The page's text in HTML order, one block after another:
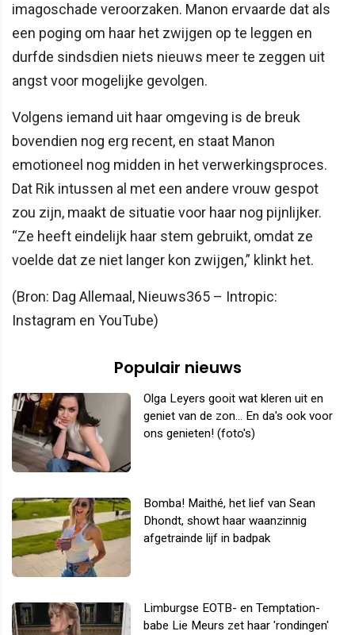
imagoschade veroorzaken. Manon ervaarde dat als
een poging om haar het zwijgen op te leggen en
durfde sindsdien niets nieuws meer te zeggen uit
angst voor mogelijke gevolgen.
Volgens iemand uit haar omgeving is de breuk
bovendien nog erg recent, en staat Manon
emotioneel nog midden in het verwerkingsproces.
Dat Rik intussen al met een andere vrouw gespot
zou zijn, maakt de situatie voor haar nog pijnlijker.
“Ze heeft eindelijk haar stem gebruikt, omdat ze
voelde dat ze niet langer kon zwijgen,” klinkt het.
(Bron: Dag Allemaal, Nieuws365 – Intropic:
Instagram en YouTube)
Populair nieuws
Olga Leyers gooit wat kleren uit en
geniet van de zon... En da's ook voor
ons genieten! (foto's)
Bomba! Maithé, het lief van Sean
Dhondt, showt haar waanzinnig
afgetrainde lijf in badpak
Limburgse EOTB- en Temptation-
babe Lie Meurs zet haar 'rondingen'